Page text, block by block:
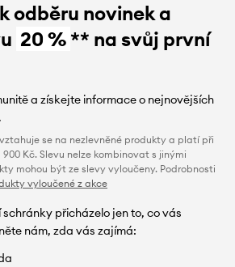
odběru novinek a
20 %** na svůj první
a získejte informace o nejnovějších
se na nezlevněné produkty a platí při
Kč. Slevu nelze kombinovat s jinými
mohou být ze slevy vyloučeny. Podrobnosti
vyloučené z akce
přicházelo jen to, co vás
nám, zda vás zajímá: